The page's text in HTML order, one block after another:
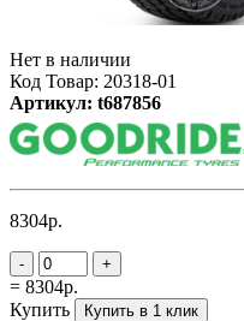
Нет в наличии
Код Товар: 20318-01
Артикул: t687856
8304р.
- +
= 8304р.
Купить
Купить в 1 клик